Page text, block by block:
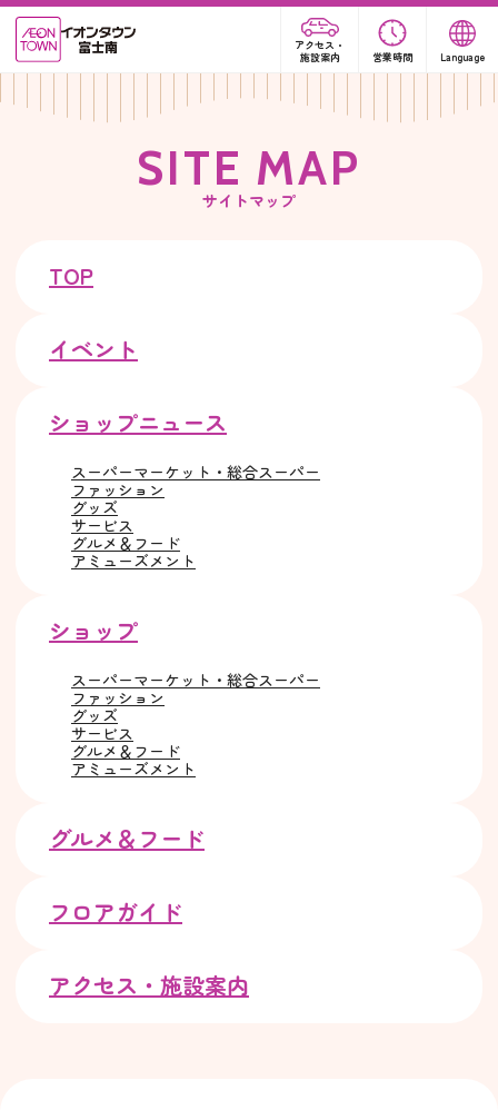
アクセス・
施設案内
営業時間 Language
SITE MAP
サイトマップ
TOP
イベント
ショップニュース
スーパーマーケット・総合スーパー
ファッション
グッズ
サービス
グルメ＆フード
アミューズメント
ショップ
スーパーマーケット・総合スーパー
ファッション
グッズ
サービス
グルメ＆フード
アミューズメント
グルメ＆フード
フロアガイド
アクセス・施設案内